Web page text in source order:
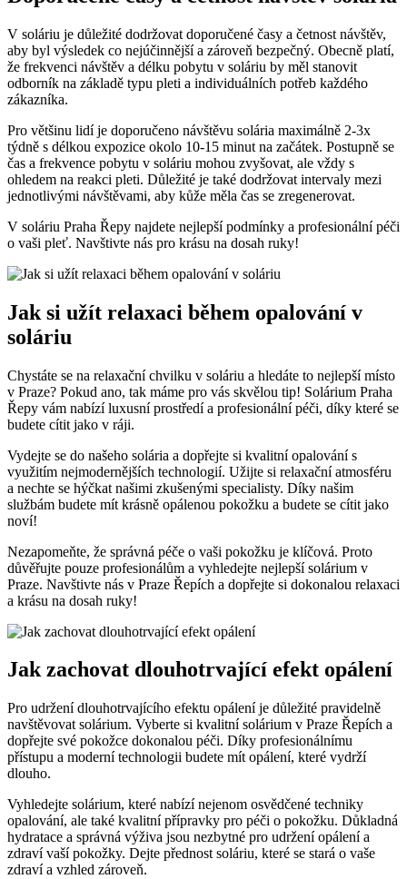
V soláriu je důležité dodržovat⁣ doporučené časy a četnost návštěv,
aby‍ byl výsledek co nejúčinnější a zároveň bezpečný. ⁢Obecně platí,
že ⁤frekvenci návštěv ​a délku pobytu v soláriu by měl stanovit‌
odborník na základě typu pleti a individuálních potřeb každého
zákazníka.
Pro většinu ⁢lidí je doporučeno návštěvu solária maximálně⁤ 2-3x
týdně ⁤s ⁣délkou⁣ expozice⁤ okolo 10-15 minut na začátek.‌ Postupně ⁣se
⁤čas a frekvence pobytu v soláriu mohou zvyšovat, ale vždy s
ohledem na reakci pleti. Důležité je také dodržovat intervaly mezi
‍jednotlivými návštěvami, aby ​kůže měla čas se zregenerovat.
V soláriu Praha Řepy⁣ najdete nejlepší ​podmínky a profesionální péči
o‍ vaši pleť. Navštivte nás pro krásu na dosah ruky!
Jak si užít relaxaci‍ během ⁤opalování v
soláriu
Chystáte se na relaxační chvilku v ​soláriu a hledáte to‍ nejlepší místo
v Praze? Pokud ano, tak máme pro vás⁤ skvělou tip! Solárium Praha
Řepy vám nabízí luxusní prostředí a profesionální ​péči, díky které ⁣se
budete cítit jako v ráji.
Vydejte se do našeho solária a dopřejte si kvalitní opalování ⁣s
využitím nejmodernějších technologií. Užijte ⁣si relaxační atmosféru
a nechte se hýčkat našimi zkušenými specialisty. Díky našim
službám budete mít krásně opálenou pokožku a budete se cítit⁤ jako
noví!
Nezapomeňte, že správná péče o vaši ​pokožku je klíčová. Proto‍
důvěřujte pouze profesionálům a vyhledejte nejlepší solárium v
Praze.‌ Navštivte nás v Praze Řepích a dopřejte si dokonalou relaxaci
​a krásu na dosah ruky!
Jak zachovat dlouhotrvající efekt opálení
Pro udržení dlouhotrvajícího efektu opálení je důležité pravidelně
navštěvovat solárium. Vyberte si kvalitní solárium⁣ v Praze Řepích a
dopřejte své pokožce dokonalou péči. Díky profesionálnímu
přístupu a moderní technologii budete mít opálení,⁤ které ⁢vydrží
dlouho.
Vyhledejte solárium,⁤ které‍ nabízí nejenom osvědčené techniky
opalování, ale také kvalitní‍ přípravky pro péči o pokožku. Důkladná
hydratace​ a správná výživa jsou nezbytné pro udržení⁣ opálení a
zdraví vaší pokožky.‍ Dejte přednost soláriu, které se stará o vaše
‍zdraví a‌ vzhled zároveň.